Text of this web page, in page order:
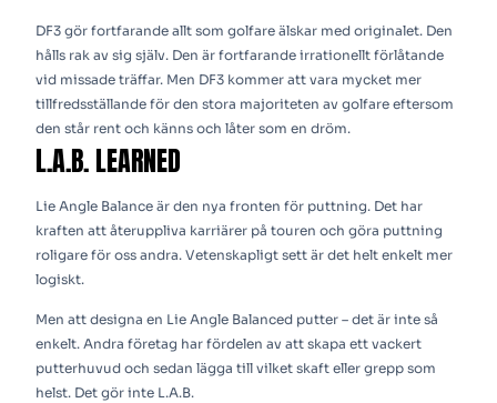
DF3 gör fortfarande allt som golfare älskar med originalet. Den
hålls rak av sig själv. Den är fortfarande irrationellt förlåtande
vid missade träffar. Men DF3 kommer att vara mycket mer
tillfredsställande för den stora majoriteten av golfare eftersom
den står rent och känns och låter som en dröm.
L.A.B. LEARNED
Lie Angle Balance är den nya fronten för puttning. Det har
kraften att återuppliva karriärer på touren och göra puttning
roligare för oss andra. Vetenskapligt sett är det helt enkelt mer
logiskt.
Men att designa en Lie Angle Balanced putter – det är inte så
enkelt. Andra företag har fördelen av att skapa ett vackert
putterhuvud och sedan lägga till vilket skaft eller grepp som
helst. Det gör inte L.A.B.